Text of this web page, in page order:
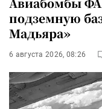
подземную
Мадьяра»
6 августа 2026, 08:26